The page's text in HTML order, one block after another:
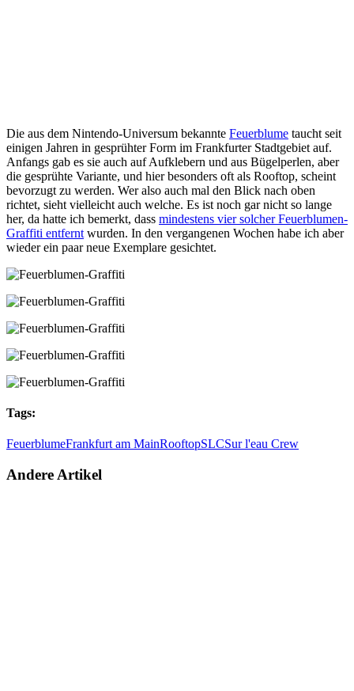
Die aus dem Nintendo-Universum bekannte Feuerblume taucht seit
einigen Jahren in gesprühter Form im Frankfurter Stadtgebiet auf.
Anfangs gab es sie auch auf Aufklebern und aus Bügelperlen, aber
die gesprühte Variante, und hier besonders oft als Rooftop, scheint
bevorzugt zu werden. Wer also auch mal den Blick nach oben
richtet, sieht vielleicht auch welche. Es ist noch gar nicht so lange
her, da hatte ich bemerkt, dass mindestens vier solcher Feuerblumen-
Graffiti entfernt wurden. In den vergangenen Wochen habe ich aber
wieder ein paar neue Exemplare gesichtet.
Tags:
FeuerblumeFrankfurt am MainRooftopSLCSur l'eau Crew
Andere Artikel